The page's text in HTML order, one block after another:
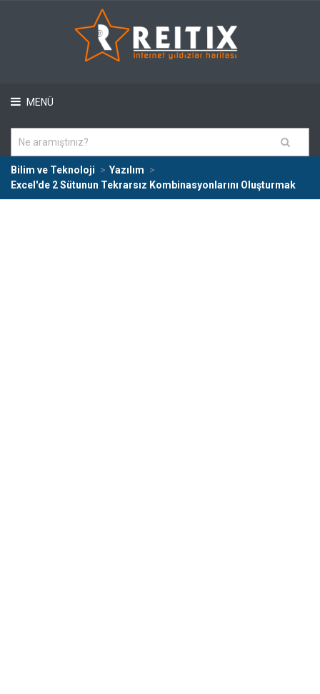
MENÜ
Bilim ve Teknoloji
Yazılım
Excel'de 2 Sütunun Tekrarsız Kombinasyonlarını Oluşturmak